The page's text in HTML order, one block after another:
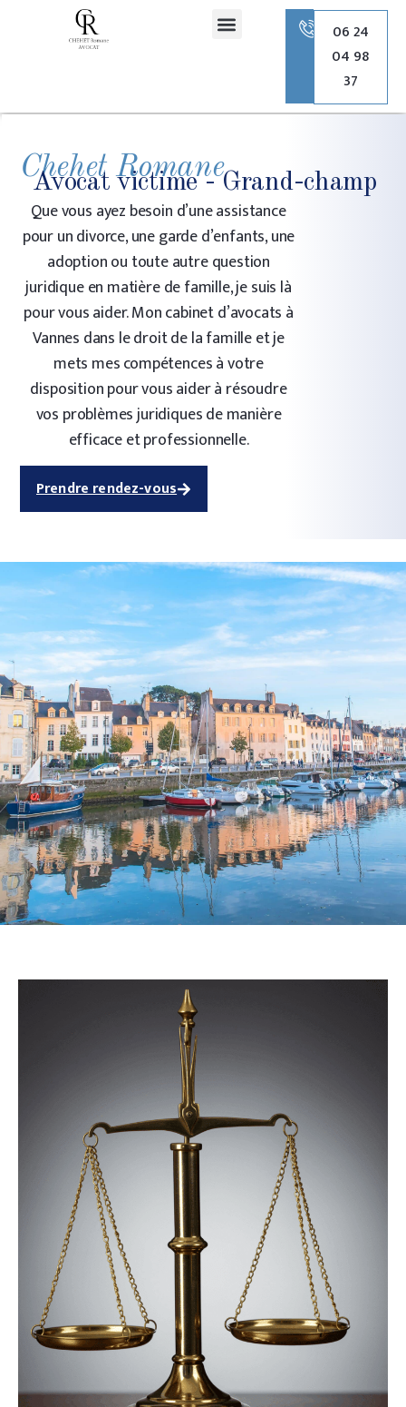
06 24
04 98
37
Chehet Romane
Avocat victime - Grand-champ
Que vous ayez besoin d’une assistance
pour un divorce, une garde d’enfants, une
adoption ou toute autre question
juridique en matière de famille, je suis là
pour vous aider. Mon cabinet d’avocats à
Vannes dans le droit de la famille et je
mets mes compétences à votre
disposition pour vous aider à résoudre
vos problèmes juridiques de manière
efficace et professionnelle.
Prendre rendez-vous